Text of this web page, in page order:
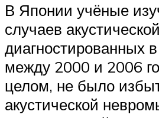
В Японии учёные
случаев
диагностированных
между 2000 и 2006
целом, не было
акустической